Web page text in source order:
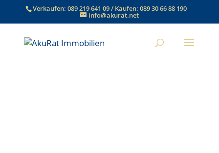
Verkaufen:089 219 641 09/ Kaufen:089 30 66 88 190
info@akurat.net